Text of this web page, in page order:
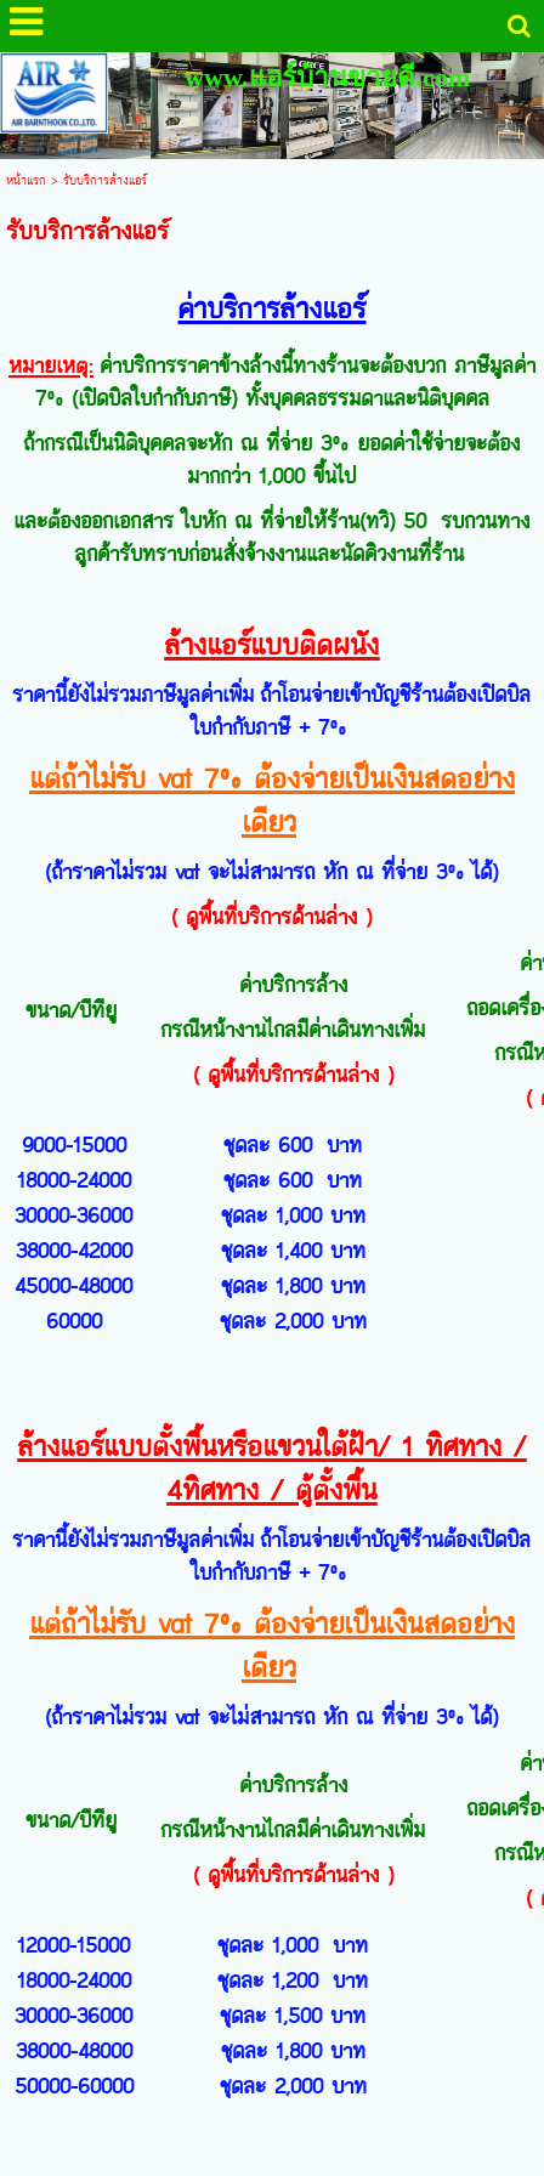
www.แอร์บ้านขายดี.com
หน้าแรก > รับบริการล้างแอร์
รับบริการล้างแอร์
ค่าบริการล้างแอร์
หมายเหตุ: ค่าบริการราคาข้างล้างนี้ทางร้านจะต้องบวก ภาษีมูลค่า
7% (เปิดบิลใบกำกับภาษี) ทั้งบุคคลธรรมดาและนิติบุคคล
ถ้ากรณีเป็นนิติบุคคลจะหัก ณ ที่จ่าย 3% ยอดค่าใช้จ่ายจะต้อง
มากกว่า 1,000 ขึ้นไป
และต้องออกเอกสาร ใบหัก ณ ที่จ่ายให้ร้าน(ทวิ) 50 รบกวนทาง
ลูกค้ารับทราบก่อนสั่งจ้างงานและนัดคิวงานที่ร้าน
ล้างแอร์แบบติดผนัง
ราคานี้ยังไม่รวมภาษีมูลค่าเพิ่มถ้าโอนจ่ายเข้าบัญชีร้านต้องเปิดบิล
ใบกำกับภาษี + 7%
แต่ถ้าไม่รับ vat 7% ต้องจ่ายเป็นเงินสดอย่าง
เดียว
(ถ้าราคาไม่รวม vat จะไม่สามารถ หัก ณ ที่จ่าย 3% ได้)
( ดูพื้นที่บริการด้านล่าง )
ขนาด/บีทียู
ค่าบริการล้าง
กรณีหน้างานไกลมีค่าเดินทางเพิ่ม
( ดูพื้นที่บริการด้านล่าง )
ค่
ถอดเครื่
กรณี
(
9000-15000
ชุดละ 600 บาท
18000-24000
ชุดละ 600 บาท
30000-36000
ชุดละ 1,000 บาท
38000-42000
ชุดละ 1,400 บาท
45000-48000
ชุดละ 1,800 บาท
60000
ชุดละ 2,000 บาท
ล้างแอร์แบบตั้งพื้นหรือแขวนใต้ฝ้า/ 1 ทิศทาง /
4ทิศทาง / ตู้ตั้งพื้น
ราคานี้ยังไม่รวมภาษีมูลค่าเพิ่มถ้าโอนจ่ายเข้าบัญชีร้านต้องเปิดบิล
ใบกำกับภาษี + 7%
แต่ถ้าไม่รับ vat 7% ต้องจ่ายเป็นเงินสดอย่าง
เดียว
(ถ้าราคาไม่รวม vat จะไม่สามารถ หัก ณ ที่จ่าย 3% ได้)
ขนาด/บีทียู
ค่าบริการล้าง
กรณีหน้างานไกลมีค่าเดินทางเพิ่ม
( ดูพื้นที่บริการด้านล่าง )
ค่
ถอดเครื่
กรณี
(
12000-15000
ชุดละ 1,000 บาท
18000-24000
ชุดละ 1,200 บาท
30000-36000
ชุดละ 1,500 บาท
38000-48000
ชุดละ 1,800 บาท
50000-60000
ชุดละ 2,000 บาท